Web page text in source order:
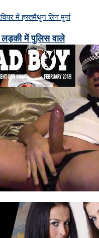
लड़की में पुलिस वाले